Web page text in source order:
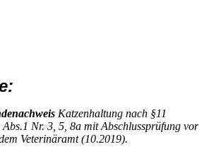
Katzenhaltung nach §11
Abs.1 Nr. 3, 5, 8a mit Abschlussprüfung vor
Veterinäramt (10.2019).